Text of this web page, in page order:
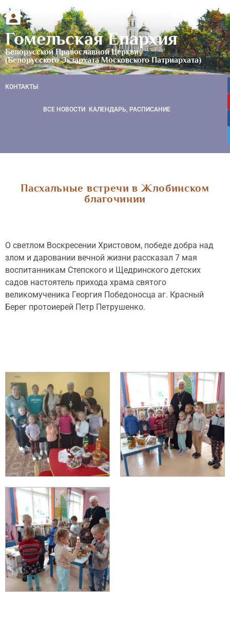
Гомельская Епархия
Белорусской Православной Церкви
(Белорусского Экзархата Московского Патриархата)
КОНТАКТЫ
ВСЕ НОВОСТИ КАЛЕНДАРЬ, РАСПИСАНИЕ
Пасхальные встречи в Жлобинском
благочинии
О светлом Воскресении Христовом, победе добра над
злом и даровании вечной жизни рассказал 7 мая
воспитанникам Степского и Щедринского детских
садов настоятель прихода храма святого
великомученика Георгия Победоносца аг. Красный
Берег протоиерей Петр Петрушенко.